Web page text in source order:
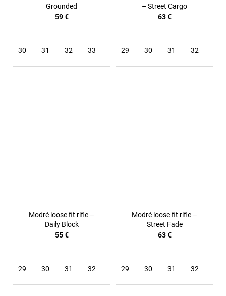
Grounded
59 €
30 31 32 33
– Street Cargo
63 €
29 30 31 32
Modré loose fit rifle –
Daily Block
55 €
29 30 31 32
Modré loose fit rifle –
Street Fade
63 €
29 30 31 32